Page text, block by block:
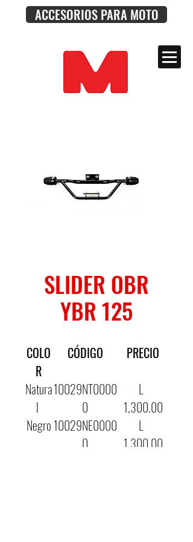
ACCESORIOS PARA MOTO
SLIDER OBR
YBR 125
COLO
R
CÓDIGO
PRECIO
Natura
l
10029NT0000
0
L
1,300.00
Negro 10029NE0000
0
L
1,300.00